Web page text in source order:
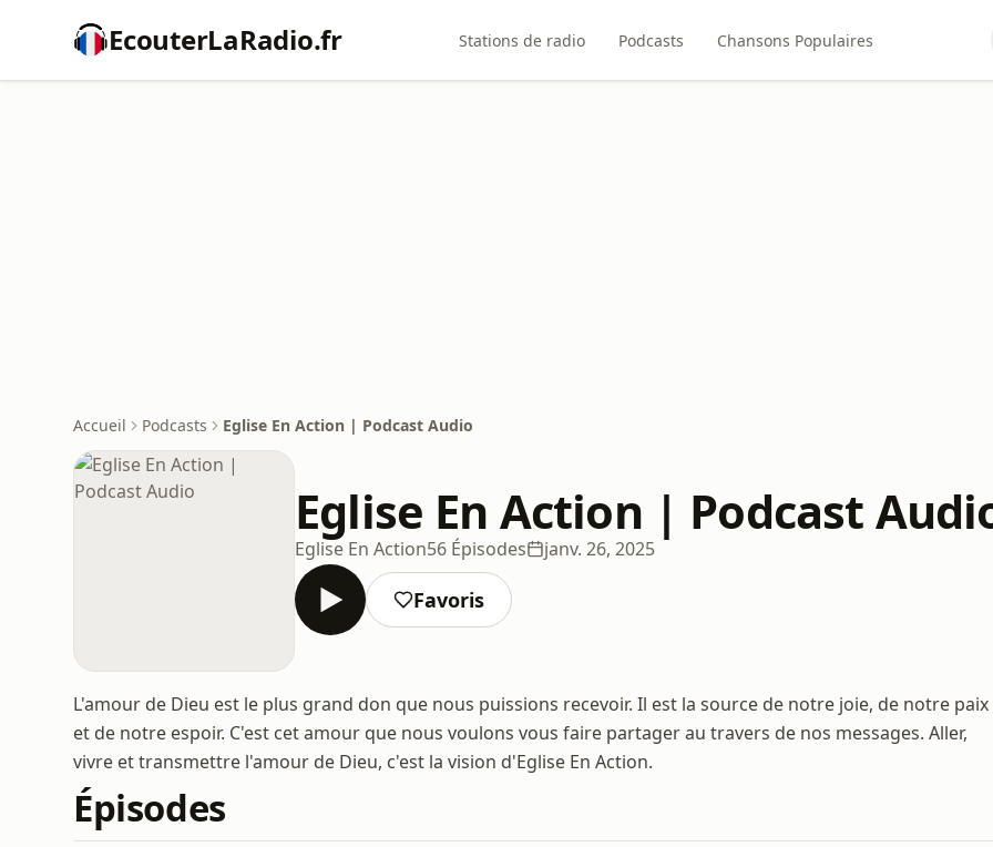
EcouterLaRadio.fr Stations de radio Podcasts Chansons Populaires
Accueil Podcasts Eglise En Action | Podcast Audio
Eglise En Action | Podcast
Eglise En Action56 Épisodes janv. 26, 2025
Favoris
L'amour de Dieu est le plus grand don que nous puissions recevoir. Il est la source de notre joie, de notre paix
et de notre espoir. C'est cet amour que nous voulons vous faire partager au travers de nos messages. Aller,
vivre et transmettre l'amour de Dieu, c'est la vision d'Eglise En Action.
Épisodes